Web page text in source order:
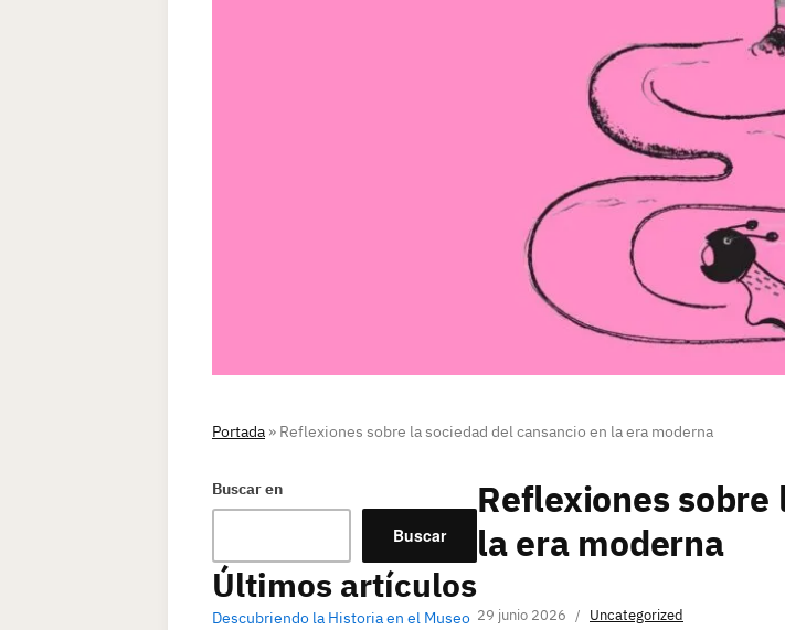
Portada » Reflexiones sobre la sociedad del cansancio en la era moderna
Buscar en
Buscar
Últimos artículos
Descubriendo la Historia en el Museo
Reflexiones sobre
la era moderna
29 junio 2026 Uncategorized